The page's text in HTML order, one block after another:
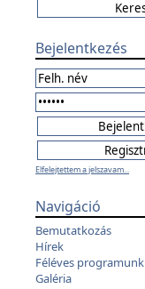
Bejelentkezés
Elfelejtettem a jelszavam...
Navigáció
Bemutatkozás
Hírek
Féléves programunk
Galéria